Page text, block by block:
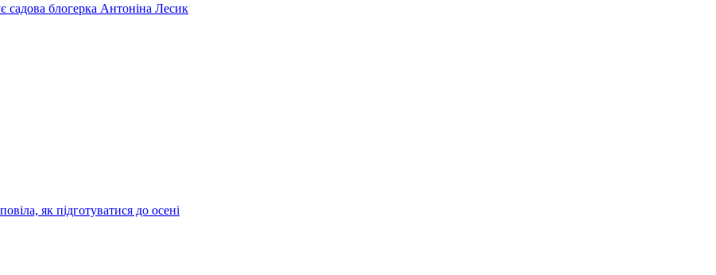
садова блогерка Антоніна Лесик
як підготуватися до осені